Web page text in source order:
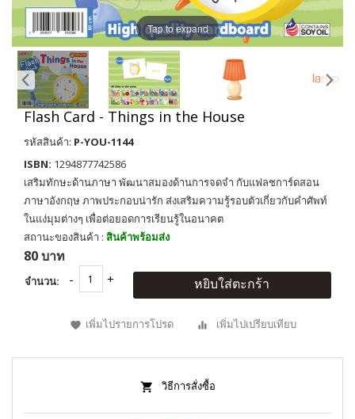
Tap to expand
Flash Card - Things in the House
รหัสสินค้า: P-YOU-1144
ISBN: 1294877742586
เสริมทักษะด้านภาษา พัฒนาสมองด้านการจดจำ กับแฟลชการ์ดสอน
ภาษาอังกฤษ ภาพประกอบน่ารัก ส่งเสริมความรู้รอบตัวเกี่ยวกับคำศัพท์
ในแง่มุมต่างๆ เพื่อต่อยอดการเรียนรู้ในอนาคต
สถานะของสินค้า : สินค้าพร้อมส่ง
80 บาท
จำนวน: หยิบใส่ตะกร้า
เพิ่มไปรายการโปรด เพิ่มไปเปรียบเทียบ
วิธีการสั่งซื้อ